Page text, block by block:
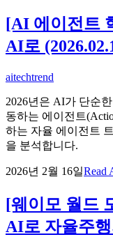
[AI 에이전트
AI로
aitechtrend
2026년은 AI가 단순
동하는 에이전트
하는 자율 에이전트
을 분석합니다.
2026년 2월 16일Read
[웨이모 월드
AI로 자율주